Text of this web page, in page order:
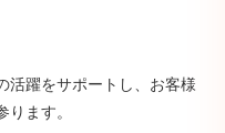
活躍をサポートし、お客様
ます。